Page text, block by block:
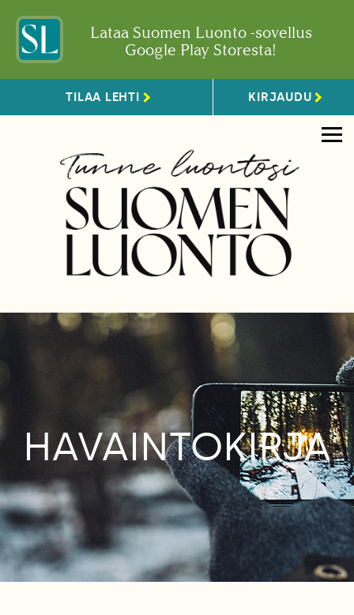
Lataa Suomen Luonto -sovellus
Google Play Storesta!
TILAA LEHTI KIRJAUDU
HAVAINTOKIRJA